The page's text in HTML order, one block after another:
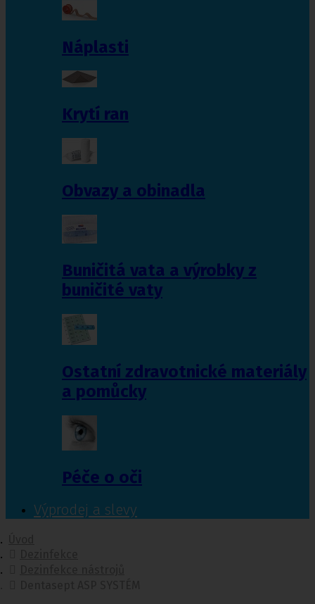
Náplasti
Krytí ran
Obvazy a obinadla
Buničitá vata a výrobky z
buničité vaty
Ostatní zdravotnické materiály
a pomůcky
Péče o oči
Výprodej a slevy